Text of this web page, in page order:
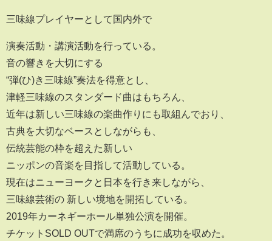
三味線プレイヤーとして国内外で
演奏活動・講演活動を行っている。
音の響きを大切にする
“弾(ひ)き三味線”奏法を得意とし、
津軽三味線のスタンダード曲はもちろん、
近年は新しい三味線の楽曲作りにも取組んでおり、
古典を大切なベースとしながらも、
伝統芸能の枠を超えた新しい
ニッポンの音楽を目指して活動している。
現在はニューヨークと日本を行き来しながら、
三味線芸術の 新しい境地を開拓している。
2019年カーネギーホール単独公演を開催。
チケットSOLD OUTで満席のうちに成功を収めた。